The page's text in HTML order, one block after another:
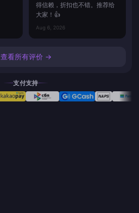
得信赖，折扣也不错。推荐给
大家！👍
Aug 6, 2026
查看所有评价 →
支付支持